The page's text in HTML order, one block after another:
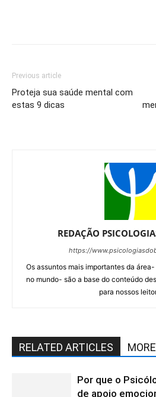
Previous article
Proteja sua saúde mental com
estas 9 dicas
REDAÇÃO
https://
Os assuntos mais importantes da
no mundo- são a base do conteúdo
para nossos
RELATED ARTICLES
Por que o
de apoio